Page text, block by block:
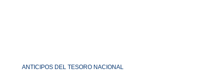
ANTICIPOS DEL TESORO NACIONAL